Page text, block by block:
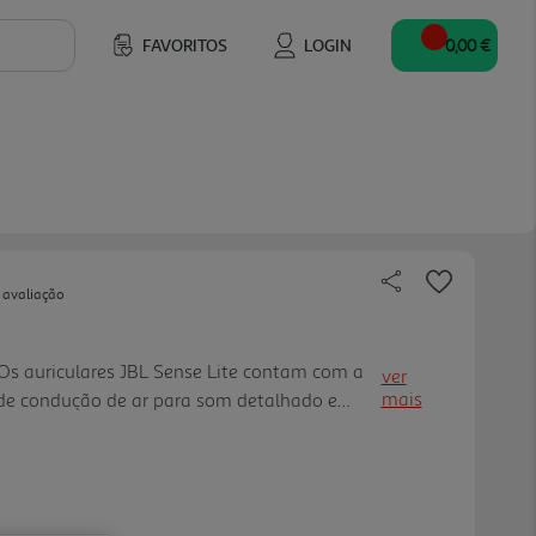
FAVORITOS LOGIN 0,00 €
avaliação
auriculares JBL Sense Lite contam com a
condução de ar para som detalhado e
com o meio envolvente. Além disso pode
ver
mais